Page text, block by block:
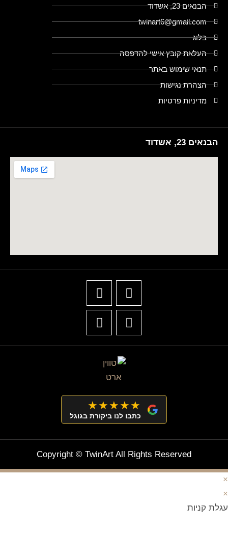
הבנאים 23, אשדוד
twinart6@gmail.com
בלוג
העלאת קובץ אישי להדפסה
תנאי שימוש באתר
הצהרת נגישות
מדיניות פרטיות
הבנאים 23, אשדוד
★★★★★
כתבו לנו ביקורת בגוגל
Copyright © TwinArt All Rights Reserved
×
×
עגלת קניות